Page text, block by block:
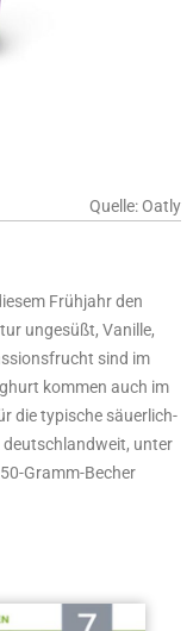
Quelle: Oatly
Frühjahr den
ungesüßt, Vanille,
sind im
kommen auch im
die typische säuerlich-
unter
Gramm-Becher